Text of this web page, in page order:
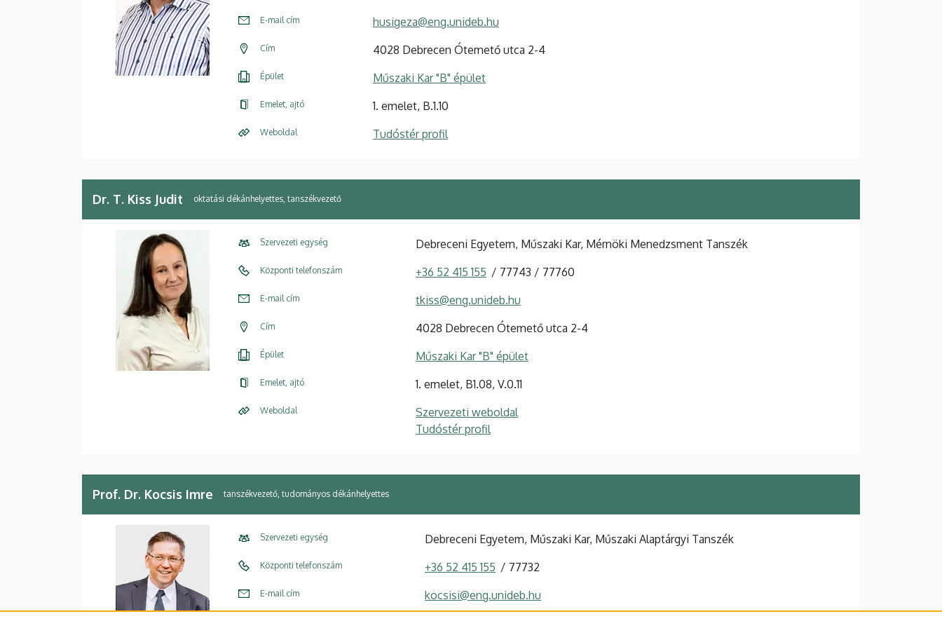
E-mail cím husigeza@eng.unideb.hu
Cím 4028 Debrecen Ótemető utca 2-4
Épület Műszaki Kar "B" épület
Emelet, ajtó 1. emelet, B.1.10
Weboldal Tudóstér profil
Dr. T. Kiss Judit oktatási dékánhelyettes, tanszékvezető
Szervezeti egység Debreceni Egyetem, Műszaki Kar, Mérnöki Menedzsment Tanszék
Központi telefonszám +36 52 415 155 77743 77760
E-mail cím tkiss@eng.unideb.hu
Cím 4028 Debrecen Ótemető utca 2-4
Épület Műszaki Kar "B" épület
Emelet, ajtó 1. emelet, B1.08, V.0.11
Weboldal
Szervezeti weboldal
Tudóstér profil
Prof. Dr. Kocsis Imre tanszékvezető, tudományos dékánhelyettes
Szervezeti egység Debreceni Egyetem, Műszaki Kar, Műszaki Alaptárgyi Tanszék
Központi telefonszám +36 52 415 155 77732
E-mail cím kocsisi@eng.unideb.hu